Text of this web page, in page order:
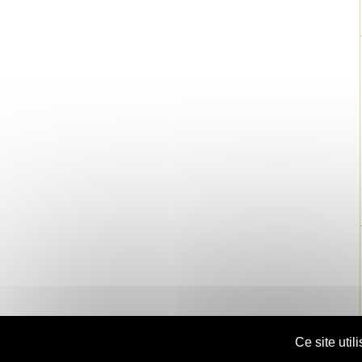
Ce site